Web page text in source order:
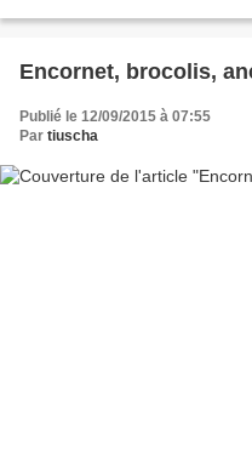
Encornet, brocolis,
Publié le 12/09/2015 à 07:55
Par tiuscha